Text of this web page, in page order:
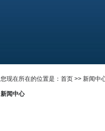
您现在所在的位置是： 首页 >> 新闻中
新闻中心